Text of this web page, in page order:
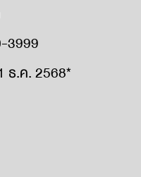
3999
ธ.ค. 2568*